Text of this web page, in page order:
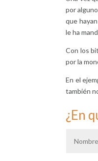
por
que
le ha
Con los
por la
En el
también
¿En